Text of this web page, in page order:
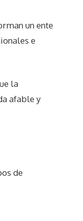
un ente
e
la
afable y
de